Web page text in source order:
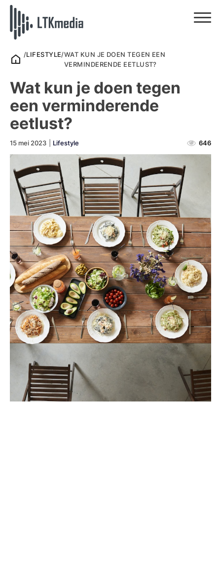
/LIFESTYLE/WAT KUN JE DOEN TEGEN EEN
VERMINDERENDE EETLUST?
Wat kun je doen tegen
een verminderende
eetlust?
15 mei 2023 Lifestyle 646